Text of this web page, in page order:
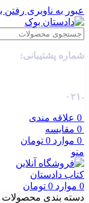
عبور به ناوبری رفتن
شماره پشتیبانی:
-۰۲۱
0 علاقه مندی
0 مقایسه
0 موارد 0 تومان
منو
0 موارد 0 تومان
دسته بندی محصولات